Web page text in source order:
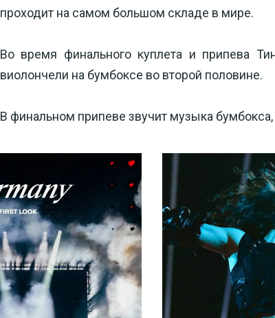
проходит на самом большом складе в мире.
Во время финального куплета и припева
виолончели на бумбоксе во второй половине.
В финальном припеве звучит музыка